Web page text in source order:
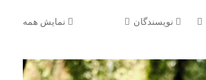
نویسندگان نمایش همه